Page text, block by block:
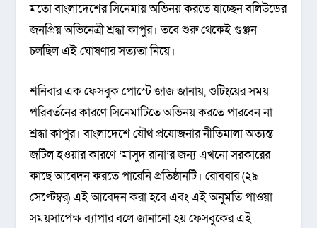
মতো বাংলাদেশের সিনেমায় অভিনয় করতে যাচ্ছেন বলিউডের
জনপ্রিয় অভিনেত্রী শ্রদ্ধা কাপুর। তবে শুরু থেকেই গুঞ্জন
চলছিল এই ঘোষণার সত্যতা নিয়ে।
শনিবার এক ফেসবুক পোস্টে জাজ জানায়, শুটিংয়ের সময়
পরিবর্তনের কারণে সিনেমাটিতে অভিনয় করতে পারবেন না
শ্রদ্ধা কাপুর। বাংলাদেশে যৌথ প্রযোজনার নীতিমালা অত্যন্ত
জটিল হওয়ার কারণে ‘মাসুদ রানা’র জন্য এখনো সরকারের
কাছে আবেদন করতে পারেনি প্রতিষ্ঠানটি। রোববার (২৯
সেপ্টেম্বর) এই আবেদন করা হবে এবং এই অনুমতি পাওয়া
সময়সাপেক্ষ ব্যাপার বলে জানানো হয় ফেসবুকের এই